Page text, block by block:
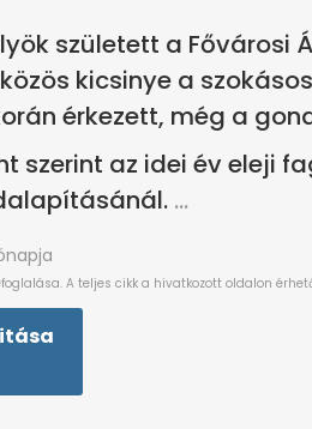
született a Fővárosi
kicsinye a
érkezett, még a
szerint az idei év eleji